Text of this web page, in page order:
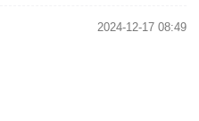
2024-12-17 08:49